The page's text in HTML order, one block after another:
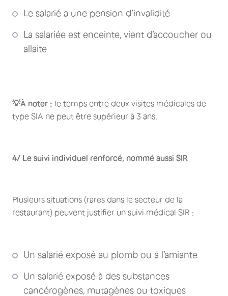
Le salarié a une pension d’invalidité
La salariée est enceinte, vient d’accoucher ou
allaite
💡À noter : le temps entre deux visites médicales de
type SIA ne peut être supérieur à 3 ans.
4/ Le suivi individuel renforcé, nommé aussi SIR
Plusieurs situations (rares dans le secteur de la
restaurant) peuvent justifier un suivi médical SIR :
Un salarié exposé au plomb ou à l’amiante
Un salarié exposé à des substances
cancérogènes, mutagènes ou toxiques